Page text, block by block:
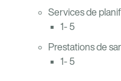
Services de
1- 5
Prestations de
1- 5